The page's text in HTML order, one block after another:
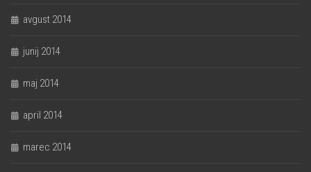
avgust 2014
junij 2014
maj 2014
april 2014
marec 2014